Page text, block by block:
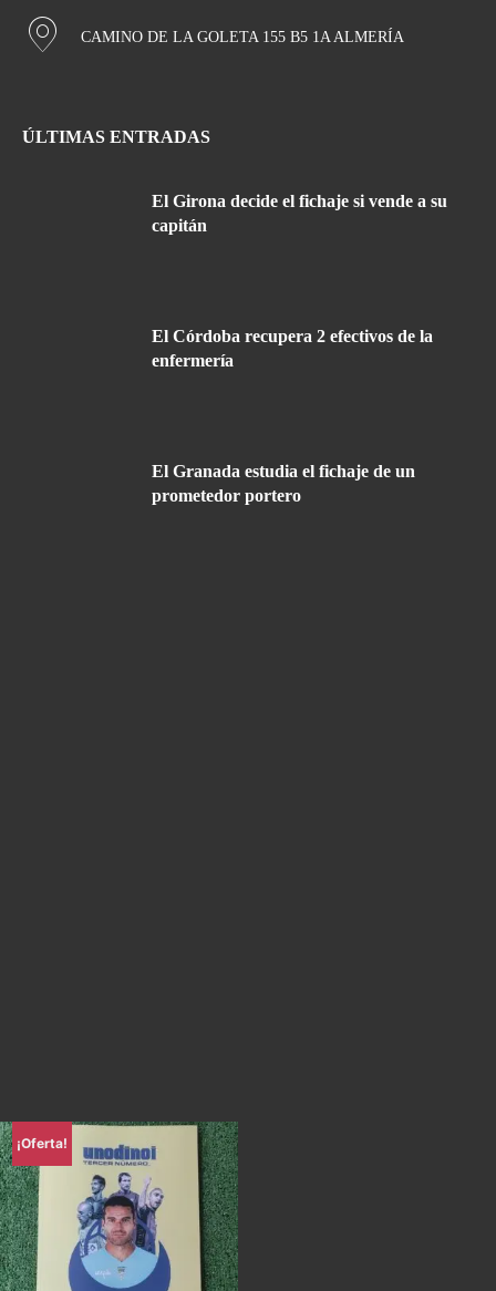
CAMINO DE LA GOLETA 155 B5 1A ALMERÍA
ÚLTIMAS ENTRADAS
El Girona decide el fichaje si vende a su
capitán
El Córdoba recupera 2 efectivos de la
enfermería
El Granada estudia el fichaje de un
prometedor portero
¡Oferta!